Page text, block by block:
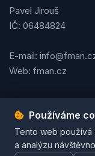
Pavel Jirouš
IČ: 06484824
E-mail:
Web: fman.cz
Podmínky
© 2026 FMAN.cz.
Používáme
Tento web používá
a analýzu